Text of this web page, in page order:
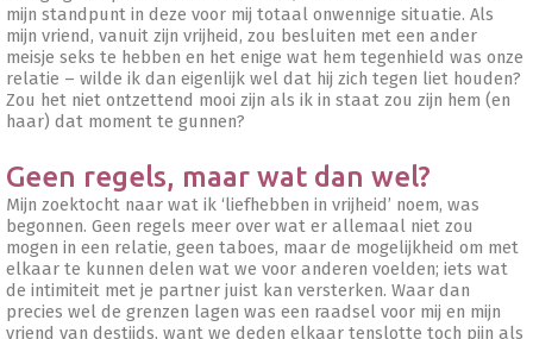
mijn standpunt in deze voor mij totaal onwennige situatie. Als
mijn vriend, vanuit zijn vrijheid, zou besluiten met een ander
meisje seks te hebben en het enige wat hem tegenhield was onze
relatie – wilde ik dan eigenlijk wel dat hij zich tegen liet houden?
Zou het niet ontzettend mooi zijn als ik in staat zou zijn hem (en
haar) dat moment te gunnen?
Geen regels, maar wat dan wel?
Mijn zoektocht naar wat ik ‘liefhebben in vrijheid’ noem, was
begonnen. Geen regels meer over wat er allemaal niet zou
mogen in een relatie, geen taboes, maar de mogelijkheid om met
elkaar te kunnen delen wat we voor anderen voelden; iets wat
de intimiteit met je partner juist kan versterken. Waar dan
precies wel de grenzen lagen was een raadsel voor mij en mijn
vriend van destijds, want we deden elkaar tenslotte toch pijn als